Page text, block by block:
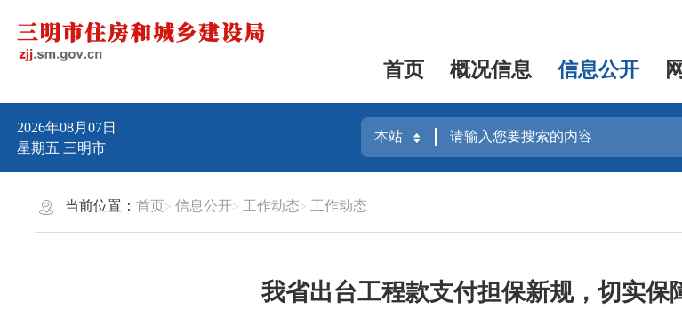
首页 概况信息 信息公开
2026年08月07日
星期五 三明市
当前位置：首页 信息公开 工作动态 工作动态
我省出台工程款支付担保新规，切实保